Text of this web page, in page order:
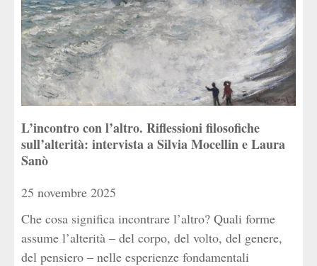
L’incontro con l’altro. Riflessioni filosofiche
sull’alterità: intervista a Silvia Mocellin e Laura
Sanò
25 novembre 2025
Che cosa significa incontrare l’altro? Quali forme
assume l’alterità – del corpo, del volto, del genere,
del pensiero – nelle esperienze fondamentali